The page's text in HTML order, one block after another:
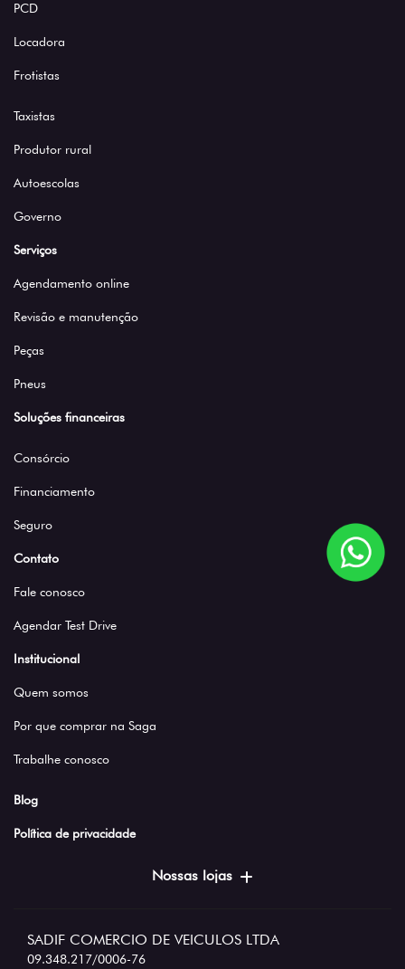
PCD
Locadora
Frotistas
Taxistas
Produtor rural
Autoescolas
Governo
Serviços
Agendamento online
Revisão e manutenção
Peças
Pneus
Soluções financeiras
Consórcio
Financiamento
Seguro
Contato
Fale conosco
Agendar Test Drive
Institucional
Quem somos
Por que comprar na Saga
Trabalhe conosco
Blog
Política de privacidade
Nossas lojas
SADIF COMERCIO DE VEICULOS LTDA
09.348.217/0006-76